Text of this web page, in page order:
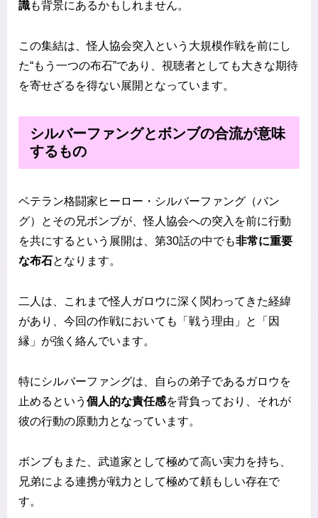
識も背景にあるかもしれません。
この集結は、怪人協会突入という大規模作戦を前にし
た“もう一つの布石”であり、視聴者としても大きな期待
を寄せざるを得ない展開となっています。
シルバーファングとボンブの合流が意味
するもの
ベテラン格闘家ヒーロー・シルバーファング（バン
グ）とその兄ボンブが、怪人協会への突入を前に行動
を共にするという展開は、第30話の中でも非常に重要
な布石となります。
二人は、これまで怪人ガロウに深く関わってきた経緯
があり、今回の作戦においても「戦う理由」と「因
縁」が強く絡んでいます。
特にシルバーファングは、自らの弟子であるガロウを
止めるという 個人的な責任感を背負っており、それが
彼の行動の原動力となっています。
ボンブもまた、武道家として極めて高い実力を持ち、
兄弟による連携が戦力として極めて頼もしい存在で
す。